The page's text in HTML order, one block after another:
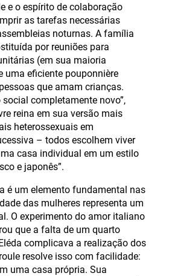
e o espírito de colaboração
as tarefas necessárias
noturnas. A família
por reuniões para
(em sua maioria
uma eficiente pouponnière
que amam crianças.
social completamente novo”,
reina em sua versão mais
heterossexuais em
– todos escolhem viver
casa individual em um estilo
e japonês”.
é um elemento fundamental nas
das mulheres representa um
O experimento do amor italiano
que a falta de um quarto
complicava a realização dos
resolve isso com facilidade:
uma casa própria. Sua